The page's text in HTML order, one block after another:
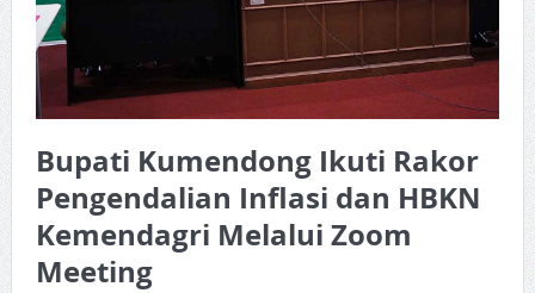
Bupati Kumendong Ikuti Rakor
Pengendalian Inflasi dan HBKN
Kemendagri Melalui Zoom
Meeting